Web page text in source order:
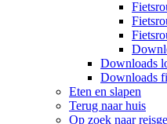
Downloads
Downloads
Eten en slapen
Terug naar huis
Op zoek naar